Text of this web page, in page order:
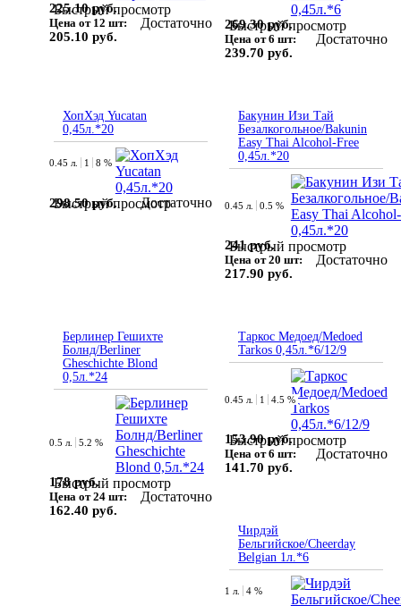
Быстрый просмотр
225.10 руб.
Цена от 12 шт:
205.10 руб.
Достаточно Быстрый просмотр
269.30 руб.
Цена от 6 шт:
239.70 руб.
Достаточно
ХопХэд Yucatan
0,45л.*20
Быстрый просмотр
0.45 л. 1 8 %
298.50 руб. Достаточно
Бакунин Изи Тай
Безалкогольное/Bakunin
Easy Thai Alcohol-Free
0,45л.*20
Быстрый просмотр
0.45 л. 0.5 %
241 руб.
Цена от 20 шт:
217.90 руб.
Достаточно
Берлинер Гешихте
Болнд/Berliner
Gheschichte Blond
0,5л.*24
Быстрый просмотр
0.5 л. 5.2 %
178 руб.
Цена от 24 шт:
162.40 руб.
Достаточно
Таркос Медоед/Medoed
Tarkos 0,45л.*6/12/9
Быстрый просмотр
0.45 л. 1 4.5 %
153.90 руб.
Цена от 6 шт:
141.70 руб.
Достаточно
Чирдэй
Бельгийское/Cheerday
Belgian 1л.*6
1 л. 4 %